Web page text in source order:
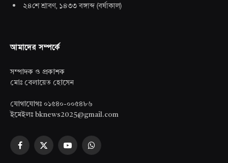
২৪শে শ্রাবণ, ১৪৩৩ বঙ্গাব্দ (বর্ষাকাল)
আমাদের সম্পর্কে
সম্পাদক ও প্রকাশক
মোঃ বেলায়েত হোসেন
যোগাযোগঃ ০১৫৪০-০০৫৪৮৬
ইমেইলঃ bknews2025@gmail.com
Facebook
X
YouTubeWhatsApp